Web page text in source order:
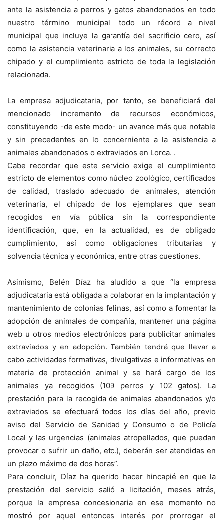
ante la asistencia a perros y gatos abandonados en todo
nuestro término municipal, todo un récord a nivel
municipal que incluye la garantía del sacrificio cero, así
como la asistencia veterinaria a los animales, su correcto
chipado y el cumplimiento estricto de toda la legislación
relacionada.
La empresa adjudicataria, por tanto, se beneficiará del
mencionado incremento de recursos económicos,
constituyendo -de este modo- un avance más que notable
y sin precedentes en lo concerniente a la asistencia a
animales abandonados o extraviados en Lorca. .
Cabe recordar que este servicio exige el cumplimiento
estricto de elementos como núcleo zoológico, certificados
de calidad, traslado adecuado de animales, atención
veterinaria, el chipado de los ejemplares que sean
recogidos en vía pública sin la correspondiente
identificación, que, en la actualidad, es de obligado
cumplimiento, así como obligaciones tributarias y
solvencia técnica y económica, entre otras cuestiones.
Asimismo, Belén Díaz ha aludido a que “la empresa
adjudicataria está obligada a colaborar en la implantación y
mantenimiento de colonias felinas, así como a fomentar la
adopción de animales de compañía, mantener una página
web u otros medios electrónicos para publicitar animales
extraviados y en adopción. También tendrá que llevar a
cabo actividades formativas, divulgativas e informativas en
materia de protección animal y se hará cargo de los
animales ya recogidos (109 perros y 102 gatos). La
prestación para la recogida de animales abandonados y/o
extraviados se efectuará todos los días del año, previo
aviso del Servicio de Sanidad y Consumo o de Policía
Local y las urgencias (animales atropellados, que puedan
provocar o sufrir un daño, etc.), deberán ser atendidas en
un plazo máximo de dos horas”.
Para concluir, Díaz ha querido hacer hincapié en que la
prestación del servicio salió a licitación, meses atrás,
porque la empresa concesionaria en ese momento no
mostró por aquel entonces interés por prorrogar el